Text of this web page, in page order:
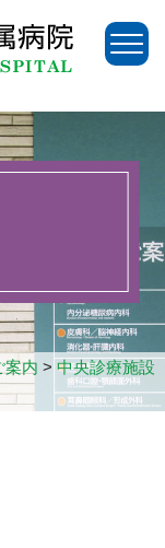
案内 > 中央診療施設